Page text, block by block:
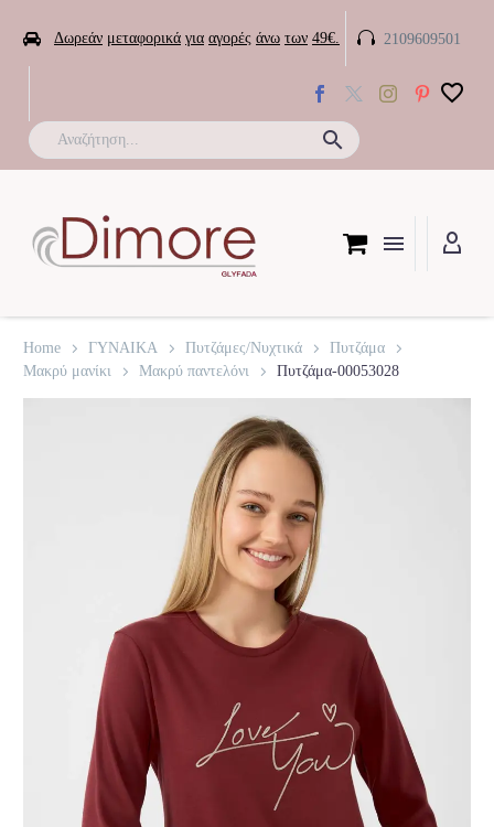
 Δωρεάν μεταφορικά για αγορές άνω των 49€. 
 2109609501
Home ΓΥΝΑΙΚΑ Πυτζάμες/Νυχτικά
Πυτζάμα
Μακρύ μανίκι
Μακρύ παντελόνι Πυτζάμα-00053028